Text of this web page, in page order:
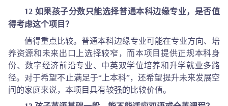
12 如果孩子分数只能选择普通本科边缘专业，是否值
得考虑这个项目？
值得重点比较。普通本科边缘专业可能在专业方向、培
养资源和未来出口上选择较窄，而本项目提供正规本科身
份、数字经济前沿专业、中英双学位培养和升学就业多路
径。对于希望不止满足于“上本科”，还希望提升未来发展空
间的家庭来说，本项目具有较强的比较价值。